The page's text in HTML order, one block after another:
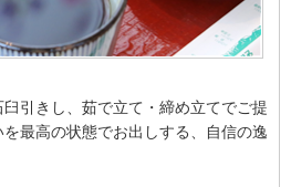
引きし、茹で立て・締め立てでご提
最高の状態でお出しする、自信の逸